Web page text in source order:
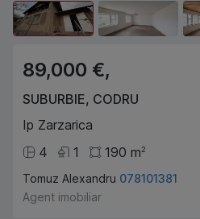
89,000 €,
SUBURBIE, CODRU
Ip Zarzarica
4
1 190 m2
Tomuz Alexandru 078101381
Agent imobiliar